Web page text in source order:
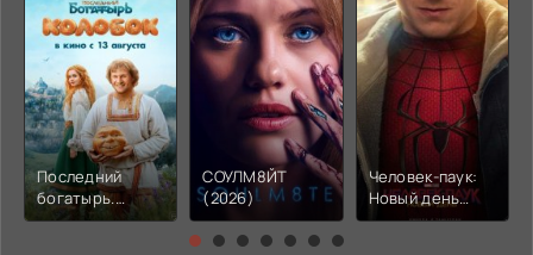
Последний
богатырь.
Колобок (2026)
СОУЛМ8ЙТ
(2026)
Человек-паук:
Новый день
(2026)